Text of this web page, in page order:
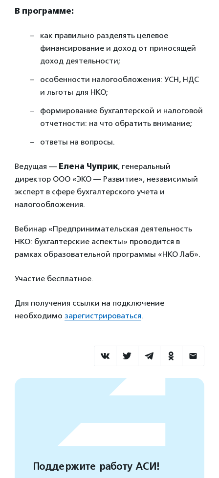
В программе:
как правильно разделять целевое
финансирование и доход от приносящей
доход деятельности;
особенности налогообложения: УСН, НДС
и льготы для НКО;
формирование бухгалтерской и налоговой
отчетности: на что обратить внимание;
ответы на вопросы.
Ведущая — Елена Чуприк, генеральный
директор ООО «ЭКО — Развитие», независимый
эксперт в сфере бухгалтерского учета и
налогообложения.
Вебинар «Предпринимательская деятельность
НКО: бухгалтерские аспекты» проводится в
рамках образовательной программы «НКО Лаб».
Участие бесплатное.
Для получения ссылки на подключение
необходимо зарегистрироваться.
Поддержите работу АСИ!